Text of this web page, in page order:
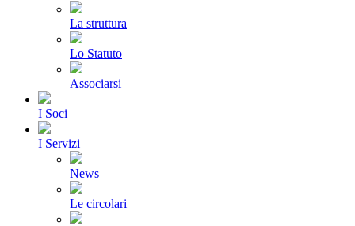
La struttura
Lo Statuto
Associarsi
I Soci
I Servizi
News
Le circolari